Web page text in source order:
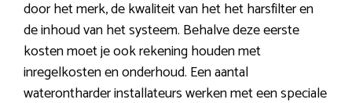
door het merk, de kwaliteit van het het harsfilter en
de inhoud van het systeem. Behalve deze eerste
kosten moet je ook rekening houden met
inregelkosten en onderhoud. Een aantal
waterontharder installateurs werken met een speciale